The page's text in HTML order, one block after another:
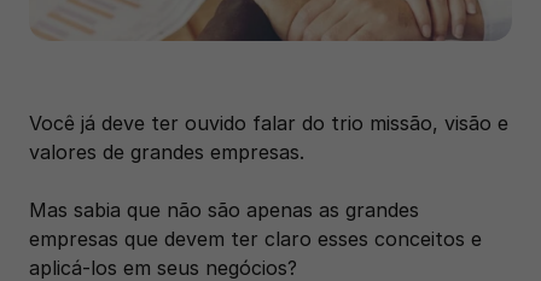
Você já deve ter ouvido falar do trio missão, visão e
valores de grandes empresas.
Mas sabia que não são apenas as grandes
empresas que devem ter claro esses conceitos e
aplicá-los em seus negócios?